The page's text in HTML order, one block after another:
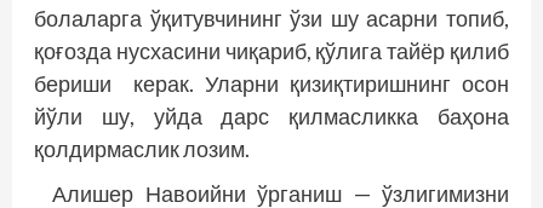
болаларга ўқитувчининг ўзи шу асарни топиб,
қоғозда нусхасини чиқариб, қўлига тайёр қилиб
бериши керак. Уларни қизиқтиришнинг осон
йўли шу, уйда дарс қилмасликка баҳона
қолдирмаслик лозим.
Алишер Навоийни ўрганиш — ўзлигимизни